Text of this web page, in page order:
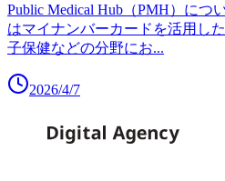
Public Medical Hub（PMH）につ
はマイナンバーカードを活用し
子保健などの分野にお...
2026/4/7